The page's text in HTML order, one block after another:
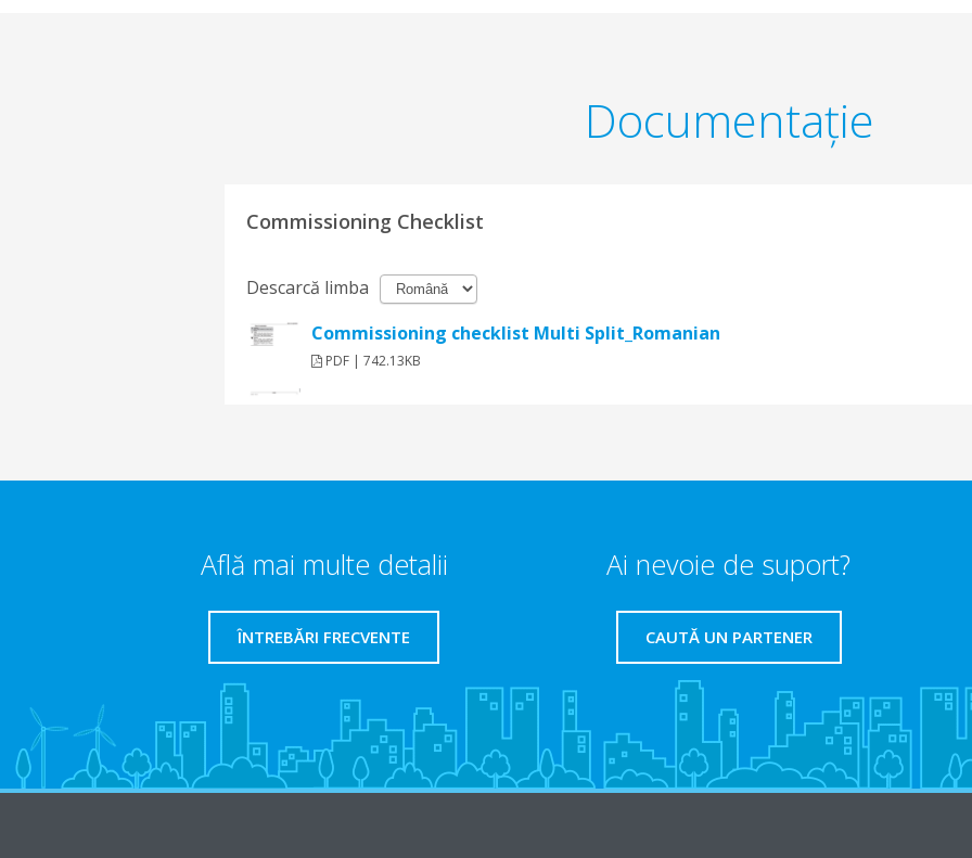
Documentaţie
Commissioning Checklist
Descarcă limba
Commissioning checklist Multi Split_Romanian
PDF | 742.13KB
Află mai multe detalii
ÎNTREBĂRI FRECVENTE
Ai nevoie de suport?
CAUTĂ UN PARTENER